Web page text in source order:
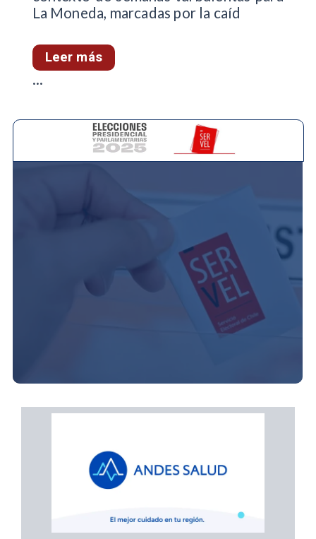
La Moneda, marcadas por la caíd
Leer más
...